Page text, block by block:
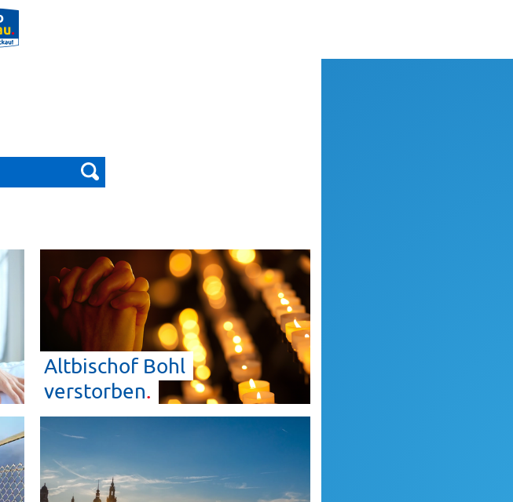
Altbischof Bohl
verstorben